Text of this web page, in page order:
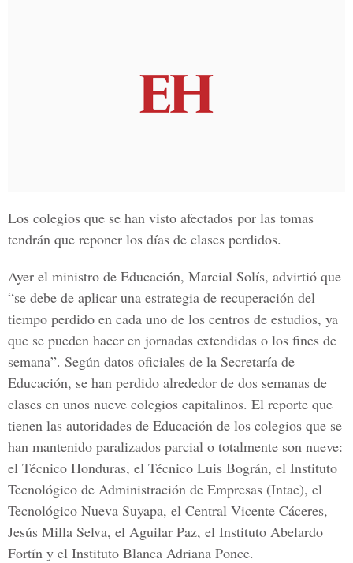
Los colegios que se han visto afectados por las tomas
tendrán que reponer los días de clases perdidos.
Ayer el ministro de Educación, Marcial Solís, advirtió que
“se debe de aplicar una estrategia de recuperación del
tiempo perdido en cada uno de los centros de estudios, ya
que se pueden hacer en jornadas extendidas o los fines de
semana”. Según datos oficiales de la Secretaría de
Educación, se han perdido alrededor de dos semanas de
clases en unos nueve colegios capitalinos. El reporte que
tienen las autoridades de Educación de los colegios que se
han mantenido paralizados parcial o totalmente son nueve:
el Técnico Honduras, el Técnico Luis Bográn, el Instituto
Tecnológico de Administración de Empresas (Intae), el
Tecnológico Nueva Suyapa, el Central Vicente Cáceres,
Jesús Milla Selva, el Aguilar Paz, el Instituto Abelardo
Fortín y el Instituto Blanca Adriana Ponce.